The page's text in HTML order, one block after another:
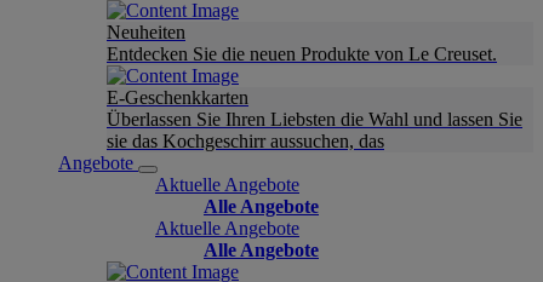
Neuheiten
Entdecken Sie die neuen Produkte von Le Creuset.
E-Geschenkkarten
Überlassen Sie Ihren Liebsten die Wahl und lassen Sie
sie das Kochgeschirr aussuchen, das
Angebote
Aktuelle Angebote
Alle Angebote
Aktuelle Angebote
Alle Angebote